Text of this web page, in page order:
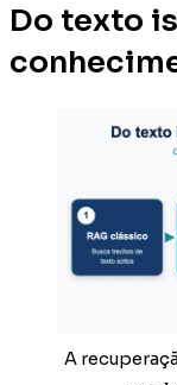
Do texto
A